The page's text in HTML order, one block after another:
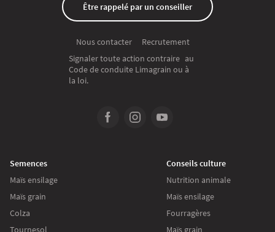
Être rappelé par un conseiller
Nous contacter
Recrutement
Signaler toute action contraire au
Code de conduite Limagrain ou à
la loi.
Semences
Maïs ensilage
Maïs grain
Colza
Tournesol
Conseils culture
Nutrition animale
Maïs ensilage
Fourragères
Maïs grain